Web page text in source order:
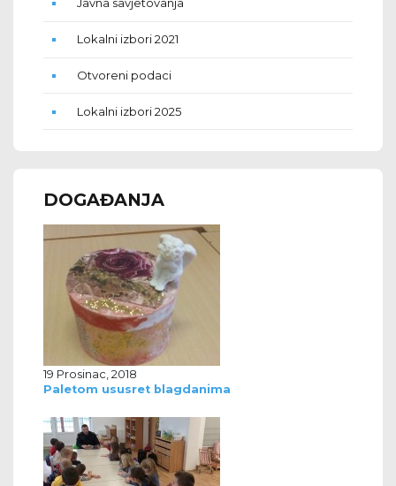
Javna savjetovanja
Lokalni izbori 2021
Otvoreni podaci
Lokalni izbori 2025
DOGAĐANJA
19 Prosinac, 2018
Paletom ususret blagdanima